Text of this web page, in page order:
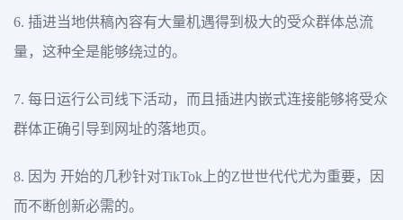
6. 插进当地供稿內容有大量机遇得到极大的受众群体总流
量，这种全是能够绕过的。
7. 每日运行公司线下活动，而且插进内嵌式连接能够将受众
群体正确引导到网址的落地页。
8. 因为 开始的几秒针对TikTok上的Z世世代代尤为重要，因
而不断创新必需的。